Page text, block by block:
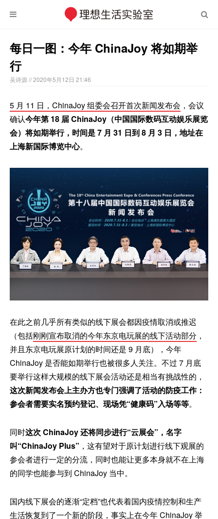
每日一图：今年 ChinaJoy 将如期举
行
吴诗源 // 2020年5月12日 21:46
5 月 11 日，ChinaJoy 组委会召开首次新闻发布会 ，会议
确认今年第 18 届 ChinaJoy（中国国际数码互动娱乐展览
会）将如期举行，时间是 7 月 31 日到 8 月 3 日，地址在
上海新国际博览中心。
在此之前几乎所有类似的线下展会都因疫情取消或推迟
（包括刚刚宣布取消的今年东京电玩展的线下活动部分 ，
并且东京电玩展原计划的时间还是 9 月底），今年
ChinaJoy 是否能如期举行也被很多人关注。不过 7 月底
要举行这样大规模的线下展会活动还是相当有挑战性的，
这次新闻发布会上主办方也专门强调了活动的防疫工作：
参会者需要实名预约登记、现场凭“健康码”入场等等。
同时这次 ChinaJoy 还将同步进行“云展会”，名字
叫“ChinaJoy Plus” ，这有望对于原计划进行线下观展的
参会者进行一定的分流，同时也能让更多本身就不在上海
的同学也能参与到 ChinaJoy 当中。
国内线下展会的逐渐“定档”也代表着国内疫情控制和生产
生活恢复到了一个新的阶段，事实上在今年 ChinaJoy 举